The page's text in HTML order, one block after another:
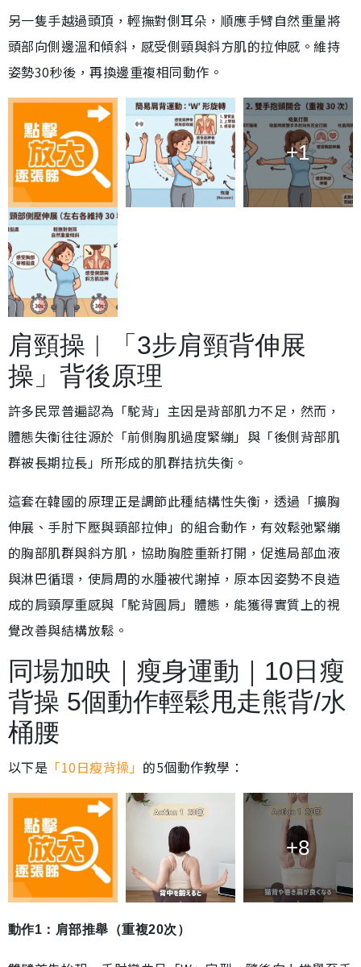
另一隻手越過頭頂，輕撫對側耳朵，順應手臂自然重量將
頭部向側邊溫和傾斜，感受側頸與斜方肌的拉伸感。維持
姿勢30秒後，再換邊重複相同動作。
+1
肩頸操︱「3步肩頸背伸展
操」背後原理
許多民眾普遍認為「駝背」主因是背部肌力不足，然而，
體態失衡往往源於「前側胸肌過度緊繃」與「後側背部肌
群被長期拉長」所形成的肌群拮抗失衡。
這套在韓國的原理正是調節此種結構性失衡，透過「擴胸
伸展、手肘下壓與頸部拉伸」的組合動作，有效鬆弛緊繃
的胸部肌群與斜方肌，協助胸腔重新打開，促進局部血液
與淋巴循環，使肩周的水腫被代謝掉，原本因姿勢不良造
成的肩頸厚重感與「駝背圓肩」體態，能獲得實質上的視
覺改善與結構放鬆。
同場加映｜瘦身運動｜10日瘦
背操 5個動作輕鬆甩走熊背/水
桶腰
以下是 「10日瘦背操」 的5個動作教學：
+8
動作1：肩部推舉（重複20次）